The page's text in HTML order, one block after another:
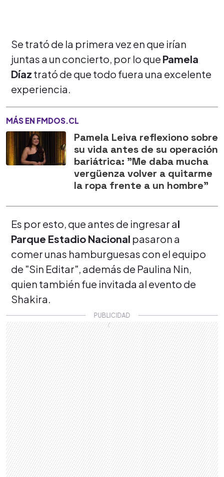
Se trató de la primera vez en que irían
juntas a un concierto, por lo que Pamela
Díaz trató de que todo fuera una excelente
experiencia.
MÁS EN FMDOS.CL
Pamela Leiva reflexiono sobre
su vida antes de su operación
bariátrica: "Me daba mucha
vergüenza volver a quitarme
la ropa frente a un hombre"
Es por esto, que antes de ingresar al
Parque Estadio Nacional pasaron a
comer unas hamburguesas con el equipo
de "Sin Editar", además de Paulina Nin,
quien también fue invitada al evento de
Shakira.